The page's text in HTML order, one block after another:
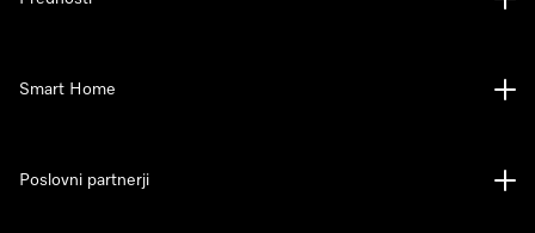
Smart Home
Poslovni partnerji